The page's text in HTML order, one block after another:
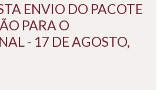
ENVIO DO PACOTE
PARA O
- 17 DE AGOSTO,